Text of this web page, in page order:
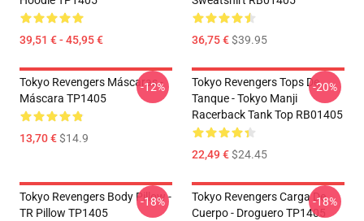
39,51 € - 45,95 € 36,75 €$39.95
Tokyo Revengers Máscaras -
Máscara TP1405
13,70 €$14.9
-12%
Tokyo Revengers Tops De
Tanque - Tokyo Manji
Racerback Tank Top RB01405
22,49 €$24.45
-20%
Tokyo Revengers Body Pillow -
TR Pillow TP1405
-18%
Tokyo Revengers Carga De
Cuerpo - Droguero TP1405
-18%